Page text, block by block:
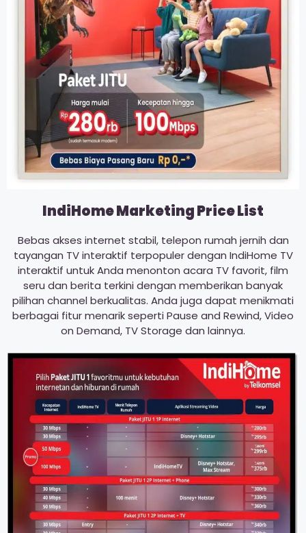
IndiHome Marketing Price List
Bebas akses internet stabil, telepon rumah jernih dan
tayangan TV interaktif terpopuler dengan IndiHome TV
interaktif untuk Anda menonton acara TV favorit, film
seru dan berita terkini dengan memberikan banyak
pilihan channel berkualitas. Anda juga dapat menikmati
berbagai fitur menarik seperti Pause and Rewind, Video
on Demand, TV Storage dan lainnya.